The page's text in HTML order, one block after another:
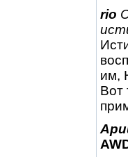
rio
им,
Вот